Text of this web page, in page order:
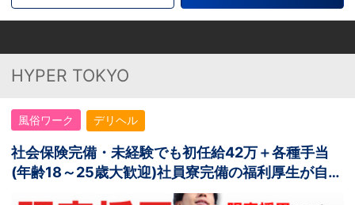
HYPER TOKYO
風俗ワーク デリヘル
社会保険完備・未経験でも初任給42万＋各種手当
(年齢18～25歳大歓迎)社員寮完備の福利厚生が自